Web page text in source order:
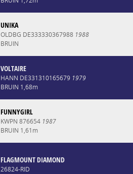
UNIKA
OLDBG DE333330367988 1988
BRUIN
VOLTAIRE
HANN DE331310165679 1979
BRUIN 1,68m
FUNNYGIRL
KWPN 876654 1987
BRUIN 1,61m
FLAGMOUNT DIAMOND
26824-RID